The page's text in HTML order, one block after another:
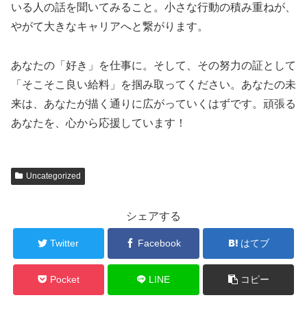
いる人の話を聞いてみること。小さな行動の積み重ねが、
やがて大きなキャリアへと繋がります。
あなたの「好き」を仕事に。そして、その努力の証として
「そこそこ良い給料」を掴み取ってください。あなたの未
来は、あなたが描く通りに広がっていくはずです。頑張る
あなたを、心から応援しています！
Uncategorized
シェアする
Twitter Facebook はてブ
Pocket LINE コピー